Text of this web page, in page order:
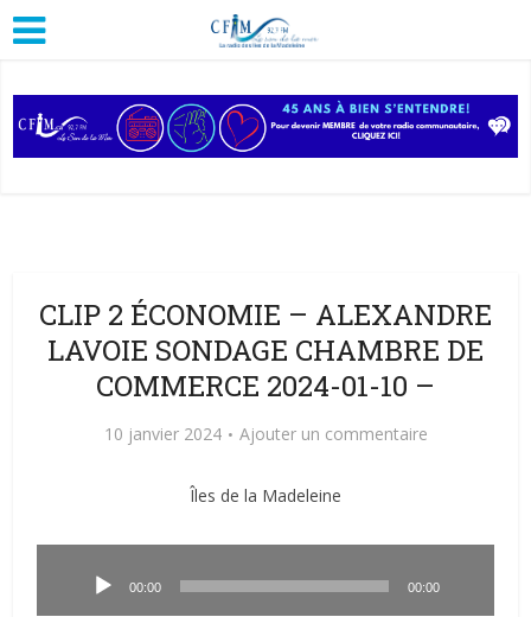
CLIP 2 ÉCONOMIE – ALEXANDRE
LAVOIE SONDAGE CHAMBRE DE
COMMERCE 2024-01-10 –
10 janvier 2024 Ajouter un commentaire
Îles de la Madeleine
00:00 00:00